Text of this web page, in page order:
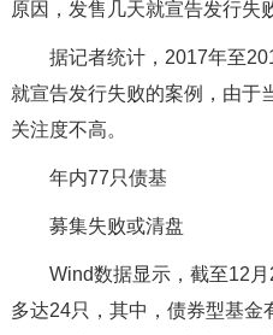
原因，发售几天就宣告发行失
据记者统计，2017年至
就宣告发行失败的案例，由于
关注度不高。
年内77只债基
募集失败或清盘
Wind数据显示，截至12月
多达24只，其中，债券型基金